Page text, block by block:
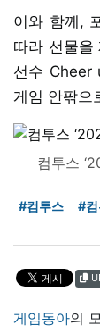
이와 함께,
따라 선물을
선수 Cheer
게임 안팎으
컴투스
#컴투스 #
게임동아의